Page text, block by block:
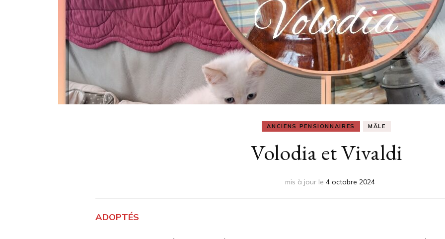
ANCIENS PENSIONNAIRES MÂLE
Volodia et Vivaldi
mis à jour le 4 octobre 2024
ADOPTÉS